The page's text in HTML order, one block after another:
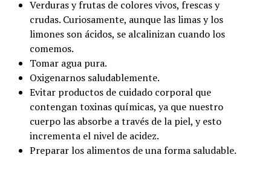
Verduras y frutas de colores vivos, frescas y
crudas. Curiosamente, aunque las limas y los
limones son ácidos, se alcalinizan cuando los
comemos.
Tomar agua pura.
Oxigenarnos saludablemente.
Evitar productos de cuidado corporal que
contengan toxinas químicas, ya que nuestro
cuerpo las absorbe a través de la piel, y esto
incrementa el nivel de acidez.
Preparar los alimentos de una forma saludable.